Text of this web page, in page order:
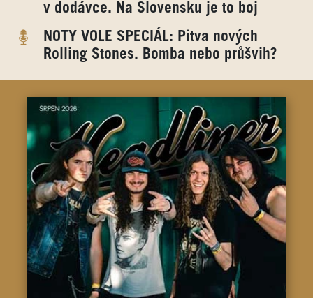
v dodávce. Na Slovensku je to boj
NOTY VOLE SPECIÁL: Pitva nových
Rolling Stones. Bomba nebo průšvih?